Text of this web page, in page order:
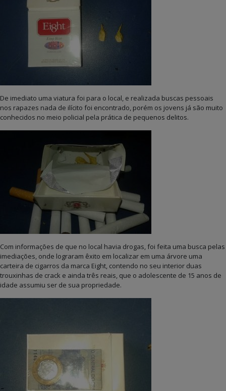
De imediato uma viatura foi para o local, e realizada buscas pessoais
nos rapazes nada de ilícito foi encontrado, porém os jovens já são muito
conhecidos no meio policial pela prática de pequenos delitos.
Com informações de que no local havia drogas, foi feita uma busca pelas
imediações, onde lograram êxito em localizar em uma árvore uma
carteira de cigarros da marca Eight, contendo no seu interior duas
trouxinhas de crack e ainda três reais, que o adolescente de 15 anos de
idade assumiu ser de sua propriedade.